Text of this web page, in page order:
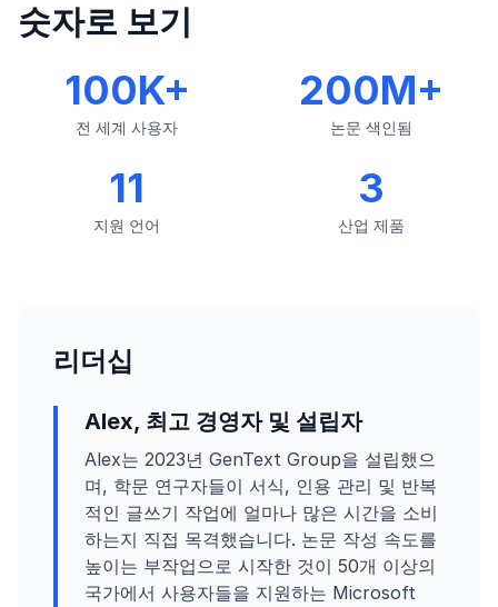
숫자로 보기
100K+
전 세계 사용자
200M+
논문 색인됨
11
지원 언어
3
산업 제품
리더십
Alex, 최고 경영자 및 설립자
Alex는 2023년 GenText Group을 설립했으
며, 학문 연구자들이 서식, 인용 관리 및 반복
적인 글쓰기 작업에 얼마나 많은 시간을 소비
하는지 직접 목격했습니다. 논문 작성 속도를
높이는 부작업으로 시작한 것이 50개 이상의
국가에서 사용자들을 지원하는 Microsoft